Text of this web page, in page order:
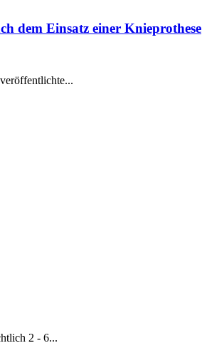
dem Einsatz einer Knieprothese
veröffentlichte...
2 - 6...